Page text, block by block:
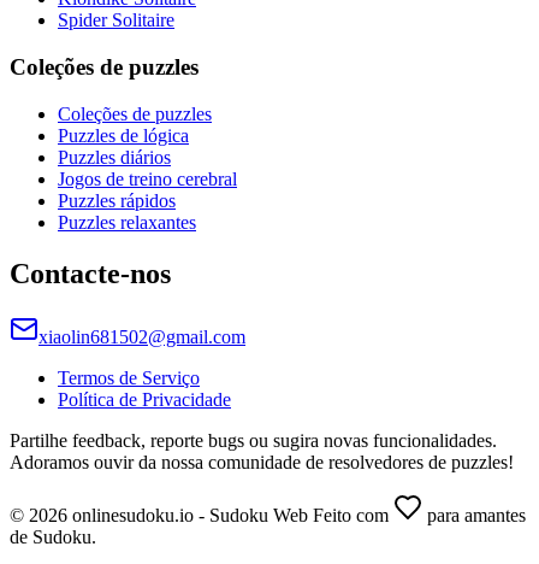
Spider Solitaire
Coleções de puzzles
Coleções de puzzles
Puzzles de lógica
Puzzles diários
Jogos de treino cerebral
Puzzles rápidos
Puzzles relaxantes
Contacte-nos
xiaolin681502@gmail.com
Termos de Serviço
Política de Privacidade
Partilhe feedback, reporte bugs ou sugira novas funcionalidades.
Adoramos ouvir da nossa comunidade de resolvedores de puzzles!
© 2026 onlinesudoku.io - Sudoku Web Feito com
para amantes
de Sudoku.